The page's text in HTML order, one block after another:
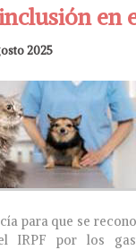
en
2025
para que se
IRPF por los